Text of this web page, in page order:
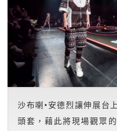
沙布喇•安德烈讓伸展台
頭套，藉此將現場觀眾